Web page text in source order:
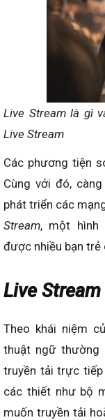
Live Stream là gì
Live Stream
Các phương tiện
Cùng với đó,
phát triển các
Stream, một hình
được nhiều bạn trẻ
Live
Theo khái niệm
thuật ngữ thường
truyền tải trực tiếp
các thiết như bộ
muốn truyền tải